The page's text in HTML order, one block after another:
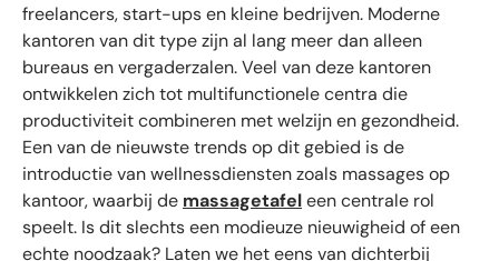
freelancers, start-ups en kleine bedrijven. Moderne
kantoren van dit type zijn al lang meer dan alleen
bureaus en vergaderzalen. Veel van deze kantoren
ontwikkelen zich tot multifunctionele centra die
productiviteit combineren met welzijn en gezondheid.
Een van de nieuwste trends op dit gebied is de
introductie van wellnessdiensten zoals massages op
kantoor, waarbij de massagetafeleen centrale rol
speelt. Is dit slechts een modieuze nieuwigheid of een
echte noodzaak? Laten we het eens van dichterbij